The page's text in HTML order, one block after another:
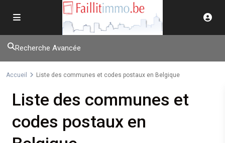
Recherche Avancée
Accueil Liste des communes et codes postaux en Belgique
Liste des communes et
codes postaux en